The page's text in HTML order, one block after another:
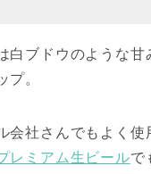
白ブドウのような甘
プ。
会社さんでもよく使
レミアム生ビールで